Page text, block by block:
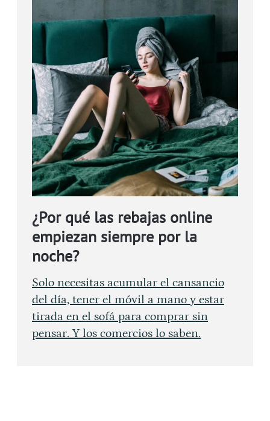
¿Por qué las rebajas online
empiezan siempre por la
noche?
Solo necesitas acumular el cansancio
del día, tener el móvil a mano y estar
tirada en el sofá para comprar sin
pensar. Y los comercios lo saben.